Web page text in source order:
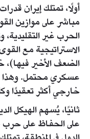
أولًا، تمتلك إيران
مباشر على موازين
الحرب غير
الاستراتيجية مع
الضعف الأخير
عسكري محتمل. وهذا
خارجي أكثر تعقيدًا
ثانيًا، يُسهم الهيكل
على الحفاظ على حرب